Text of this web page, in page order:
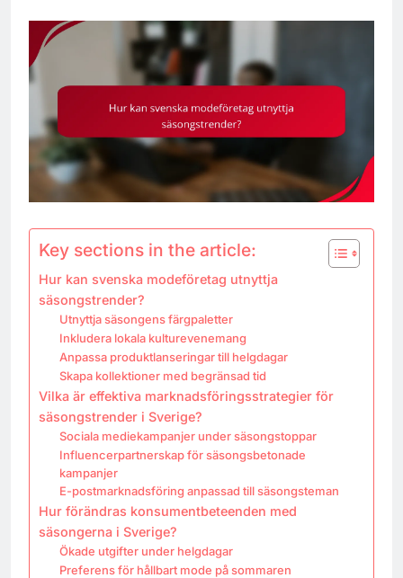
Key sections in the article:
Hur kan svenska modeföretag utnyttja
säsongstrender?
Utnyttja säsongens färgpaletter
Inkludera lokala kulturevenemang
Anpassa produktlanseringar till helgdagar
Skapa kollektioner med begränsad tid
Vilka är effektiva marknadsföringsstrategier för
säsongstrender i Sverige?
Sociala mediekampanjer under säsongstoppar
Influencerpartnerskap för säsongsbetonade
kampanjer
E-postmarknadsföring anpassad till säsongsteman
Hur förändras konsumentbeteenden med
säsongerna i Sverige?
Ökade utgifter under helgdagar
Preferens för hållbart mode på sommaren